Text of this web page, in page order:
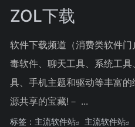
ZOL下载
软件下载频道（消费类软件
毒软件、聊天工具、系统工
具、手机主题和驱动等丰富
源共享的宝藏!－ ...
标签： 主流软件站 主流软件站